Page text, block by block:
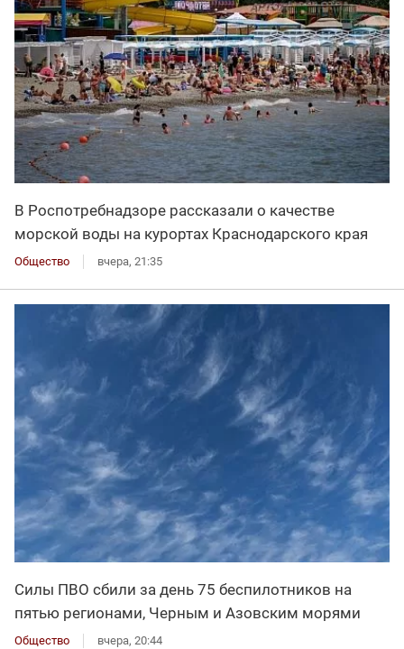
В Роспотребнадзоре рассказали о качестве
морской воды на курортах Краснодарского края
Общество вчера, 21:35
Силы ПВО сбили за день 75 беспилотников на
пятью регионами, Черным и Азовским морями
Общество вчера, 20:44